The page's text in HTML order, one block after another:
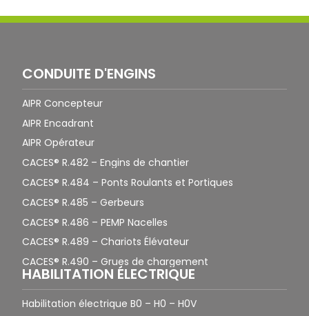
CONDUITE D'ENGINS
AIPR Concepteur
AIPR Encadrant
AIPR Opérateur
CACES® R.482 – Engins de chantier
CACES® R.484 – Ponts Roulants et Portiques
CACES® R.485 – Gerbeurs
CACES® R.486 – PEMP Nacelles
CACES® R.489 – Chariots Élévateur
CACES® R.490 – Grues de chargement
HABILITATION ÉLECTRIQUE
Habilitation électrique B0 – H0 – H0V